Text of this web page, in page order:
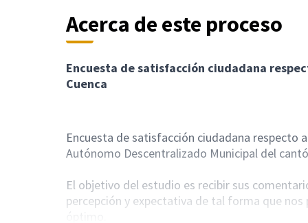
Acerca de este proceso
Encuesta de satisfacción ciudadana
Cuenca
Encuesta de satisfacción ciudadana respecto
Autónomo Descentralizado Municipal del
El objetivo del estudio es recibir sus
percepción y expectativa de tal forma que